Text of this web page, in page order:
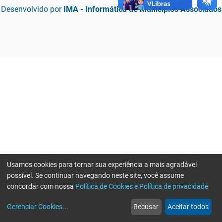
Desenvolvido por IMA - Informática de Municípios Associados
web
Notícias
more_horiz
Mais
Usamos cookies para tornar sua experiência a mais agradável
possível. Se continuar navegando neste site, você assume
concordar com nossa Política de Cookies e Política de privacidade
Gerenciar Cookies... Recusar Aceitar todos
Erro ao enviar informações, por favor tente novamente